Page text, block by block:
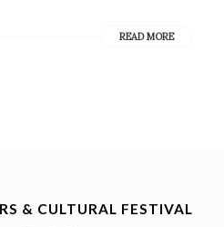
READ MORE
& CULTURAL FESTIVAL